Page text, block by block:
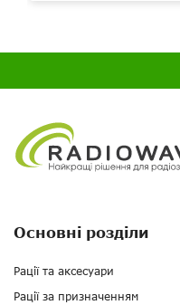
Основні розділи
Рації та аксесуари
Рації за призначенням